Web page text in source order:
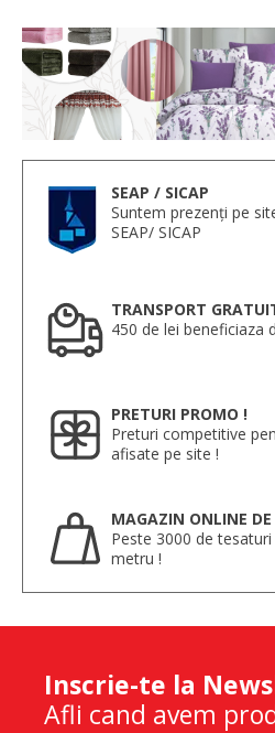
SEAP / SICAP
Suntem prezenți pe
SEAP/ SICAP
TRANSPORT
450 de lei beneficiaza
PRETURI PROMO !
Preturi competitive
afisate pe site !
MAGAZIN ONLINE
Peste 3000 de
metru !
Inscrie-te la
Afli cand avem